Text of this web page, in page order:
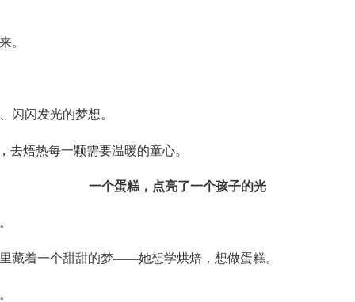
。
闪闪发光的梦想。
去焐热每一颗需要温暖的童心。
一个蛋糕，点亮了一个孩子的光
藏着一个甜甜的梦——她想学烘焙，想做蛋糕。